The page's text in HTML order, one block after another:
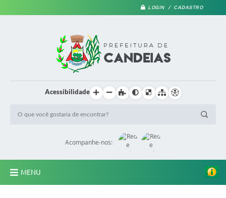
LOGIN / CADASTRO
Acessibilidade
Acompanhe-nos:
MENU